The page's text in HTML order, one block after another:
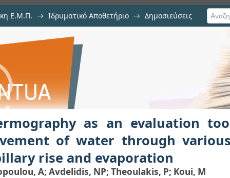
Ε.Μ.Π. → Ιδρυματικό Αποθετήριο → Δημοσιεύσεις
evaluation tool for studying
materials; capillary rise and
as an evaluation
of water through
rise and evaporation
A; Avdelidis, NP; Theoulakis, P; Koui, M